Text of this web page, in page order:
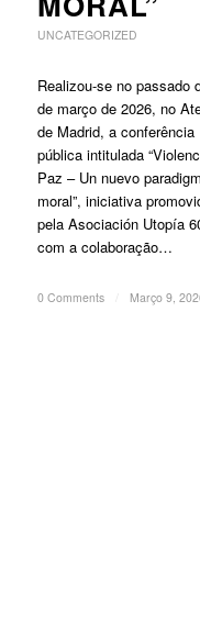
UNCATEGORIZED
Realizou-se no passado
de março de 2026, no
de Madrid, a conferência
pública intitulada
Paz – Un nuevo
moral”, iniciativa
pela Asociación Utopía
com a colaboração…
0 Comments Março 9,